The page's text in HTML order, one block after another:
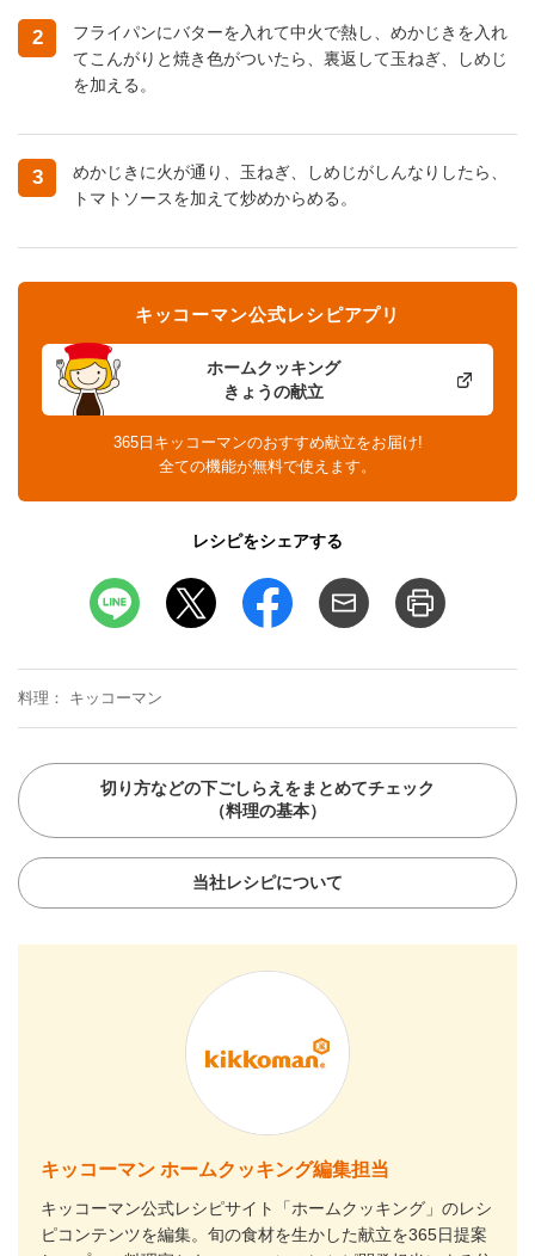
2
フライパンにバターを入れて中火で熱し、めかじきを入れ
てこんがりと焼き色がついたら、裏返して玉ねぎ、しめじ
を加える。
3
めかじきに火が通り、玉ねぎ、しめじがしんなりしたら、
トマトソースを加えて炒めからめる。
ホームクッキング
きょうの献立
キッコーマン公式レシピアプリ
365日キッコーマンのおすすめ献立をお届け!
全ての機能が無料で使えます。
レシピをシェアする
料理 キッコーマン
切り方などの下ごしらえをまとめてチェック
（料理の基本）
当社レシピについて
キッコーマン ホームクッキング編集担当
キッコーマン公式レシピサイト「ホームクッキング」のレシ
ピコンテンツを編集。旬の食材を生かした献立を365日提案